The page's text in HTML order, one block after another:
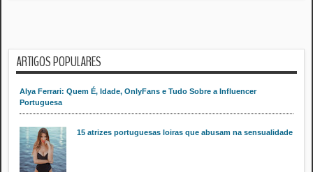
ARTIGOS POPULARES
Alya Ferrari: Quem É, Idade, OnlyFans e Tudo Sobre a Influencer
Portuguesa
15 atrizes portuguesas loiras que abusam na sensualidade